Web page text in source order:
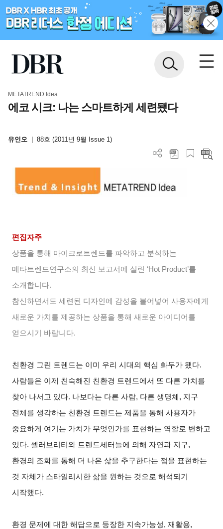
METATREND Idea
에코 시크: 나는 스마트하게 세련됐다
유인오 88호 (2011년 9월 Issue 1)
편집자주
상품을 통해 마이크로트렌드를 파악하고 분석하는
메타트렌드연구소의 최신 보고서에 실린 ‘Hot Product’를
소개합니다.
참신하면서도 세련된 디자인에 감성을 불어넣어 사용자에게
새로운 가치를 제공하는 상품을 통해 새로운 아이디어를
얻으시기 바랍니다.
친환경 그린 트렌드는 이미 우리 시대의 핵심 화두가 됐다.
사람들은 이제 친숙해진 친환경 트렌드에서 또 다른 가치를
찾아 나서고 있다. 나보다는 다른 사람, 다른 생명체, 지구
전체를 생각하는 친환경 트렌드는 제품을 통해 사용자가
중요하게 여기는 가치가 무엇인가를 표현하는 역할로 변하고
있다. 셀러브리티와 트렌드세터들에 의해 자연과 지구,
환경의 조화를 통해 더 나은 삶을 추구한다는 점을 표현하는
것 자체가 스타일리시한 삶을 원하는 것으로 해석되기
시작했다.
환경 문제에 대한 해답으로 등장한 지속가능성, 재활용,